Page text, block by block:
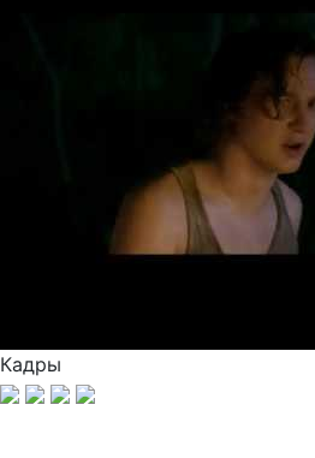
Кадры